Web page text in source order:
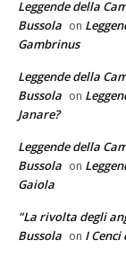
Leggende della
Bussola on
Gambrinus
Leggende della
Bussola on
Janare?
Leggende della
Bussola on
Gaiola
"La rivolta degli
Bussola on I